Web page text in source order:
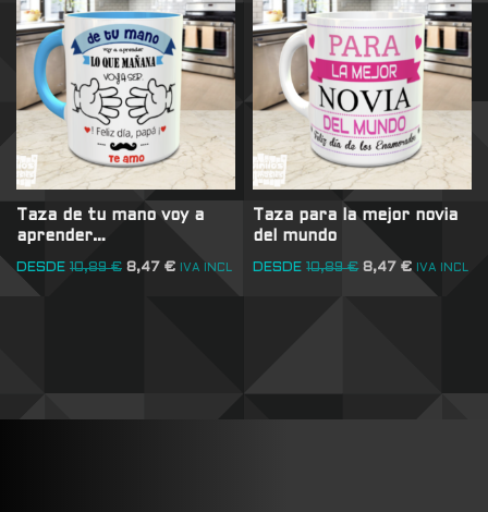
Taza de tu mano voy a
aprender…
DESDE 10,89€ 8,47 € IVA INCL
Taza para la mejor novia
del mundo
DESDE 10,89€ 8,47€ IVA INCL